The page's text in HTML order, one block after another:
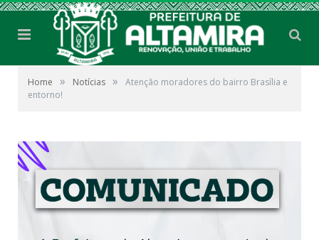
Home » Notícias »
Atenção moradores do bairro Brasília e
entorno!